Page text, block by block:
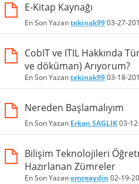
E-Kitap Kaynağı
En Son Yazantekinak9903-27-
CobIT ve ITIL Hakkında
ve döküman) Arıyorum?
En Son Yazantekinak9903-18-
Nereden Başlamalıyım
En Son Yazan Erkan SAGLIK03-
Bilişim Teknolojileri
Hazırlanan Zümreler
En Son Yazanemreaydin 02-19-